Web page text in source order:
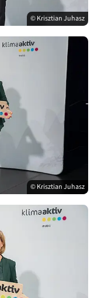
© Krisztian Juhasz
© Krisztian Juhasz